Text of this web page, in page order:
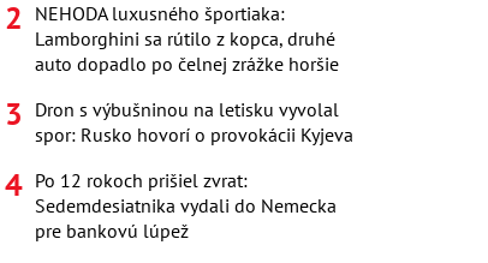
NEHODA luxusného športiaka:
Lamborghini sa rútilo z kopca, druhé
auto dopadlo po čelnej zrážke horšie
Dron s výbušninou na letisku vyvolal
spor: Rusko hovorí o provokácii Kyjeva
Po 12 rokoch prišiel zvrat:
Sedemdesiatnika vydali do Nemecka
pre bankovú lúpež